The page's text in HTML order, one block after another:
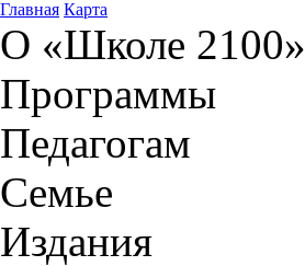
Главная Карта
О «Школе 2100»
Программы
Педагогам
Семье
Издания